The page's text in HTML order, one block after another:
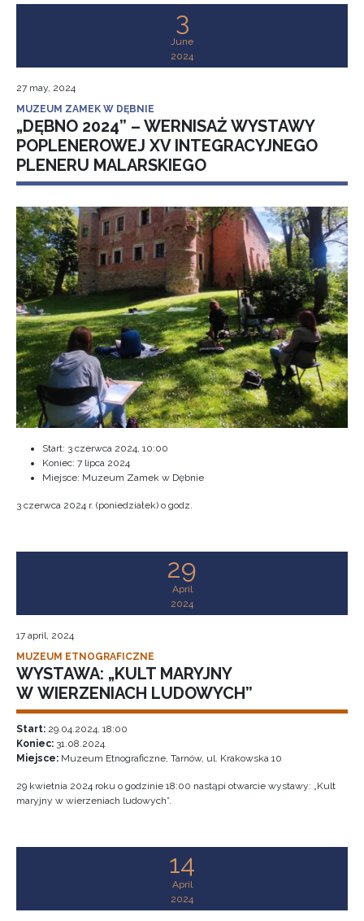
3
June
2024
27 may, 2024
MUZEUM ZAMEK W DĘBNIE
„DĘBNO 2024” – WERNISAŻ WYSTAWY
POPLENEROWEJ XV INTEGRACYJNEGO
PLENERU MALARSKIEGO
Start: 3 czerwca 2024, 10:00
Koniec: 7 lipca 2024
Miejsce: Muzeum Zamek w Dębnie
3 czerwca 2024 r. (poniedziałek) o godz.
29
April
2024
17 april, 2024
MUZEUM ETNOGRAFICZNE
WYSTAWA: „KULT MARYJNY
W WIERZENIACH LUDOWYCH”
Start: 29.04.2024, 18:00
Koniec: 31.08.2024
Miejsce: Muzeum Etnograficzne, Tarnów, ul. Krakowska 10
29 kwietnia 2024 roku o godzinie 18:00 nastąpi otwarcie wystawy: „Kult
maryjny w wierzeniach ludowych”.
14
April
2024